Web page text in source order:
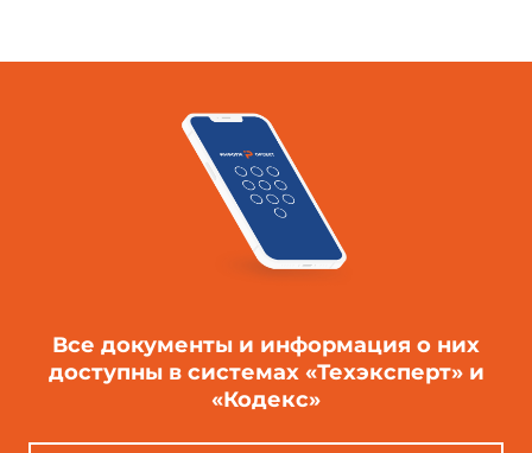
Все документы и информация о них
доступны в системах «Техэксперт» и
«Кодекс»